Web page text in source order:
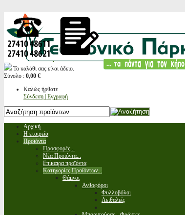
Το καλάθι σας είναι άδειο.
Σύνολο : 0,00 €
Καλώς ήρθατε
Σύνδεση | Εγγραφή
Αρχική
Η εταιρεία
Προϊόντα
Προσφορές...
Νέα Προϊόντα...
Επίκαιρα προϊόντα
Κατηγορίες Προϊόντων...
Θάμνοι
Ανθοφόροι
Φυλλοβόλοι
Αειθαλείς